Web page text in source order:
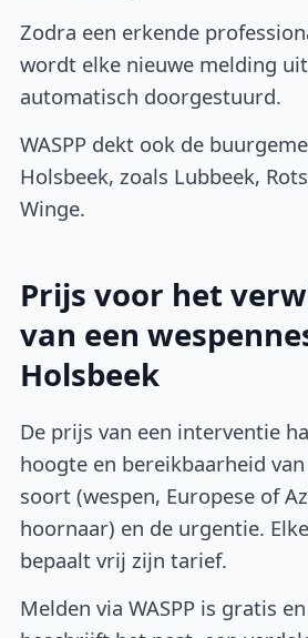
Zodra een erkende
wordt elke nieuwe melding
automatisch doorgestuurd.
WASPP dekt ook de
Holsbeek, zoals Lubbeek,
Winge.
Prijs voor het
van een
Holsbeek
De prijs van een interventie
hoogte en bereikbaarheid
soort (wespen, Europese of
hoornaar) en de urgentie.
bepaalt vrij zijn tarief.
Melden via WASPP is gratis